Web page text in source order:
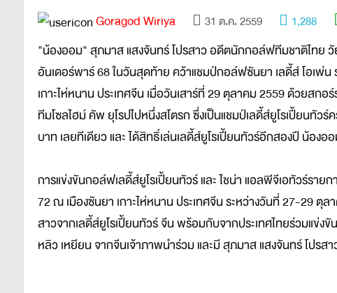
Goragod Wiriya 31 ต.ค. 2559 1,288
"น้องออม" สุภมาส แสงจันทร์ โปรสาว อดีตนักกอล์ฟทีมชาติไทย
อันเดอร์พาร์ 68 ในวันสุดท้าย คว้าแชมป์กอล์ฟซันยา เลดี้ส์ โอเพ่น
เกาะไห่หนาน ประเทศจีน เมื่อวันเสาร์ที่ 29 ตุลาคม 2559 ด้วยสก
ทีมโซลไฮม์ คัพ ยุโรปไปหนึ่งสโตรก ซึ่งเป็นแชมป์เลดี้ส์ยูโรเปี้ยนทัว
บาท เลยทีเดียว และ ได้สิทธิ์เล่นเลดี้ส์ยูโรเปี้ยนทัวร์อีกสองปี น้อ
การแข่งขันกอล์ฟเลดี้ส์ยูโรเปี้ยนทัวร์ และ ไชน่า แอลพีจีเอทัวร์รา
72 ณ เมืองซันยา เกาะไห่หนาน ประเทศจีน ระหว่างวันที่ 27-29 ตุ
สาวจากเลดี้ส์ยูโรเปี้ยนทัวร์ จีน พร้อมกับจากประเทศไทยร่วมแข่ง
หลิว เหยียน จากจีนเจ้าภาพนำร่วม และมี สุภมาส แสงจันทร์ โปรส